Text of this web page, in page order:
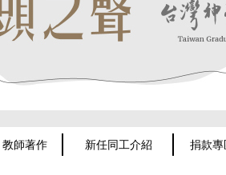
教師著作 新任同工介紹 捐款